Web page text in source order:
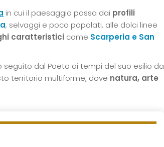
in cui il paesaggio passa dai profili
, selvaggi e poco popolati, alle dolci linee
caratteristici come Scarperia e San
seguito dal Poeta ai tempi del suo esilio da
territorio multiforme, dove natura, arte